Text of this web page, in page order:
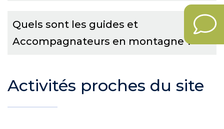
Quels sont les guides et
Accompagnateurs en montagne ?
Activités proches du site